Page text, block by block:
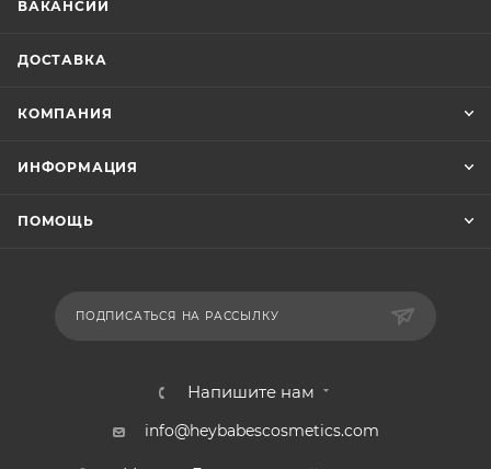
ВАКАНСИИ
ДОСТАВКА
КОМПАНИЯ
ИНФОРМАЦИЯ
ПОМОЩЬ
ПОДПИСАТЬСЯ НА РАССЫЛКУ
Напишите нам
info@heybabescosmetics.com